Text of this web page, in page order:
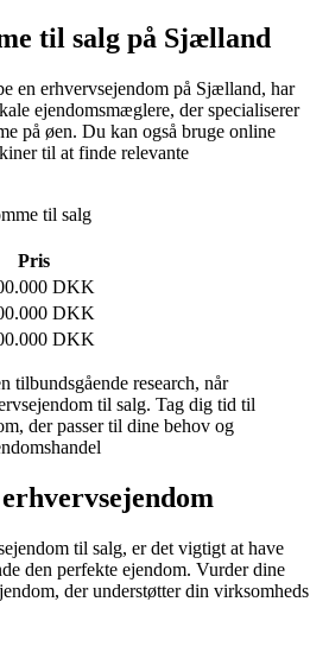
til salg på Sjælland
en erhvervsejendom på Sjælland, har
ejendomsmæglere, der specialiserer
på øen. Du kan også bruge online
til at finde relevante
til salg
Pris
DKK
DKK
DKK
tilbundsgående research, når
til salg. Tag dig tid til
der passer til dine behov og
til salg, er det vigtigt at have
den perfekte ejendom. Vurder dine
der understøtter din virksomheds